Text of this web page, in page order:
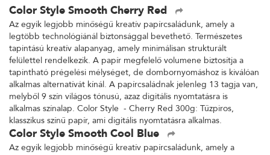
Color Style Smooth Cherry Red
Az egyik legjobb minőségű kreatív papírcsaládunk, amely a
legtöbb technológiánál biztonsággal bevethető. Természetes
tapintású kreatív alapanyag, amely minimálisan strukturált
felülettel rendelkezik. A papír megfelelő volumene biztosítja a
tapintható prégelési mélységet, de dombornyomáshoz is kiválóan
alkalmas alternatívát kínál. A papírcsaládnak jelenleg 13 tagja van,
melyből 9 szín világos tónusú, azaz digitális nyomtatásra is
alkalmas színalap. Color Style - Cherry Red 300g: Tűzpiros,
klasszikus színű papír, ami digitális nyomtatásra alkalmas.
Color Style Smooth Cool Blue
Az egyik legjobb minőségű kreatív papírcsaládunk, amely a